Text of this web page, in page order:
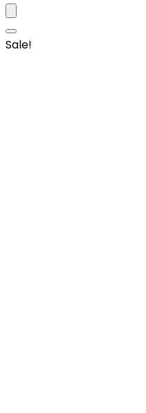
Sale!